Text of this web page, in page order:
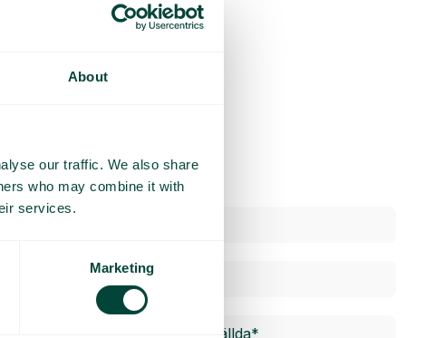
About
our traffic. We also share
who may combine it with
services.
Marketing